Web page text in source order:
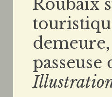
Roubaix
passeuse